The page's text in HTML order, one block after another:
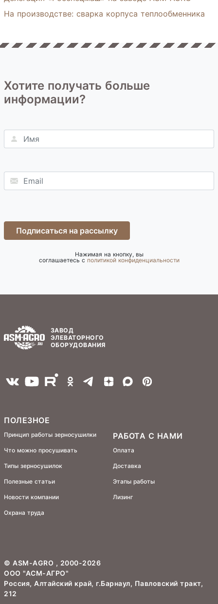
На производстве: сварка корпуса теплообменника
Хотите получать больше
информации?
Подписаться на рассылку
Нажимая на кнопку, вы
соглашаетесь с политикой конфиденциальности
ЗАВОД
ЭЛЕВАТОРНОГО
ОБОРУДОВАНИЯ
ПОЛЕЗНОЕ
Принцип работы зерносушилки
Что можно просушивать
Типы зерносушилок
Полезные статьи
Новости компании
Охрана труда
РАБОТА С НАМИ
Оплата
Доставка
Этапы работы
Лизинг
© ASM-AGRO , 2000-2026
ООО "АСМ-АГРО"
Россия, Алтайский край, г.Барнаул, Павловский тракт,
212